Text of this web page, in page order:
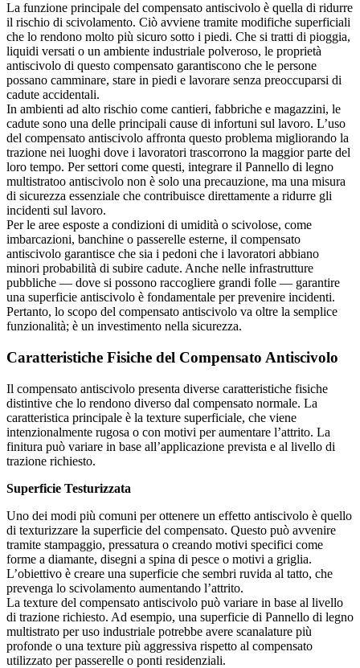
La funzione principale del compensato antiscivolo è quella di ridurre
il rischio di scivolamento. Ciò avviene tramite modifiche superficiali
che lo rendono molto più sicuro sotto i piedi. Che si tratti di pioggia,
liquidi versati o un ambiente industriale polveroso, le proprietà
antiscivolo di questo compensato garantiscono che le persone
possano camminare, stare in piedi e lavorare senza preoccuparsi di
cadute accidentali.
In ambienti ad alto rischio come cantieri, fabbriche e magazzini, le
cadute sono una delle principali cause di infortuni sul lavoro. L’uso
del compensato antiscivolo affronta questo problema migliorando la
trazione nei luoghi dove i lavoratori trascorrono la maggior parte del
loro tempo. Per settori come questi, integrare il Pannello di legno
multistratoo antiscivolo non è solo una precauzione, ma una misura
di sicurezza essenziale che contribuisce direttamente a ridurre gli
incidenti sul lavoro.
Per le aree esposte a condizioni di umidità o scivolose, come
imbarcazioni, banchine o passerelle esterne, il compensato
antiscivolo garantisce che sia i pedoni che i lavoratori abbiano
minori probabilità di subire cadute. Anche nelle infrastrutture
pubbliche — dove si possono raccogliere grandi folle — garantire
una superficie antiscivolo è fondamentale per prevenire incidenti.
Pertanto, lo scopo del compensato antiscivolo va oltre la semplice
funzionalità; è un investimento nella sicurezza.
Caratteristiche Fisiche del Compensato Antiscivolo
Il compensato antiscivolo presenta diverse caratteristiche fisiche
distintive che lo rendono diverso dal compensato normale. La
caratteristica principale è la texture superficiale, che viene
intenzionalmente rugosa o con motivi per aumentare l’attrito. La
finitura può variare in base all’applicazione prevista e al livello di
trazione richiesto.
Superficie Testurizzata
Uno dei modi più comuni per ottenere un effetto antiscivolo è quello
di texturizzare la superficie del compensato. Questo può avvenire
tramite stampaggio, pressatura o creando motivi specifici come
forme a diamante, disegni a spina di pesce o motivi a griglia.
L’obiettivo è creare una superficie che sembri ruvida al tatto, che
prevenga lo scivolamento aumentando l’attrito.
La texture del compensato antiscivolo può variare in base al livello
di trazione richiesto. Ad esempio, una superficie di Pannello di legno
multistrato per uso industriale potrebbe avere scanalature più
profonde o una texture più aggressiva rispetto al compensato
utilizzato per passerelle o ponti residenziali.